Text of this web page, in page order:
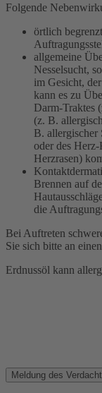
Folgende
örtlich
allgemeine
Nesselsucht,
im Gesicht,
kann es zu
Darm-Traktes
(z. B.
B. allergischer
oder des
Herzrasen)
Brennen auf
die
Bei Auftreten
Sie sich bitte an
Erdnussöl kann
Meldung des